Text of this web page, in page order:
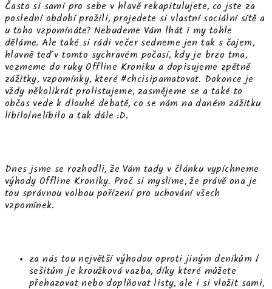
Často si sami pro sebe v hlavě rekapitulujete, co jste za
poslední období prožili, projedete si vlastní sociální sítě a
u toho vzpomínáte? Nebudeme Vám lhát i my tohle
děláme. Ale také si rádi večer sedneme jen tak s čajem,
hlavně teď v tomto sychravém počasí, kdy je brzo tma,
vezmeme do ruky Offline Kroniku a dopisujeme zpětně
zážitky, vzpomínky, které #chcisipamatovat. Dokonce je
vždy několikrát prolistujeme, zasmějeme se a také to
občas vede k dlouhé debatě, co se nám na daném zážitku
líbilo/nelíbilo a tak dále :D.
Dnes jsme se rozhodli, že Vám tady v článku vypíchneme
výhody Offline Kroniky. Proč si myslíme, že právě ona je
tou správnou volbou pořízení pro uchování všech
vzpomínek.
za nás tou největší výhodou oproti jiným deníkům /
sešitům je kroužková vazba, díky které můžete
přehazovat nebo doplňovat listy, ale i si vložit sami,